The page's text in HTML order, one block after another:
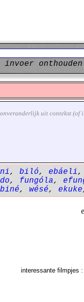
invoer onthouden
uit contekst (of
, biló, ebáeli,
, fungóla,
, wésé, ekuke
interessante filmpjes :